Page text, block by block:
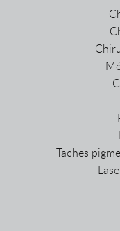
Taches